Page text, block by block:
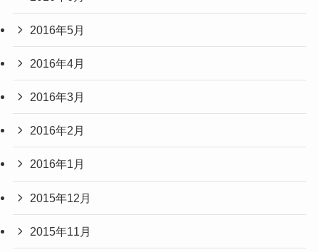
2016年5月
2016年4月
2016年3月
2016年2月
2016年1月
2015年12月
2015年11月